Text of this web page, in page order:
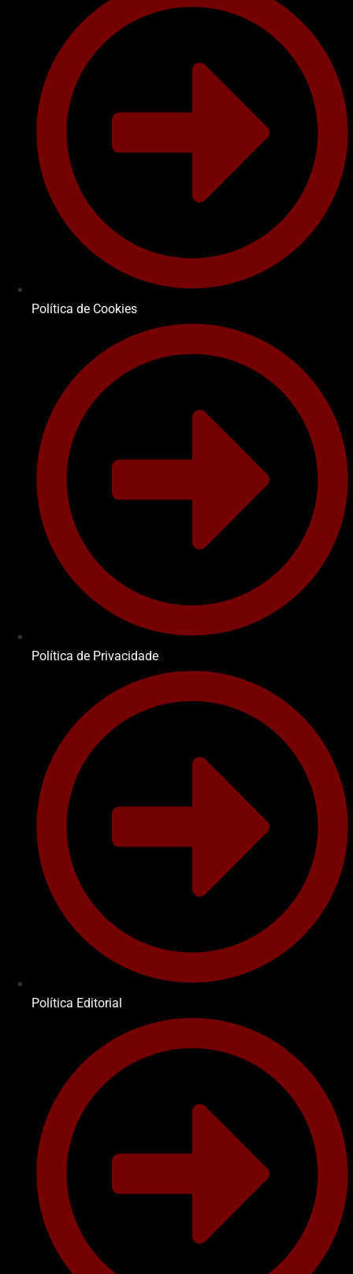
Política de Cookies
Política de Privacidade
Política Editorial